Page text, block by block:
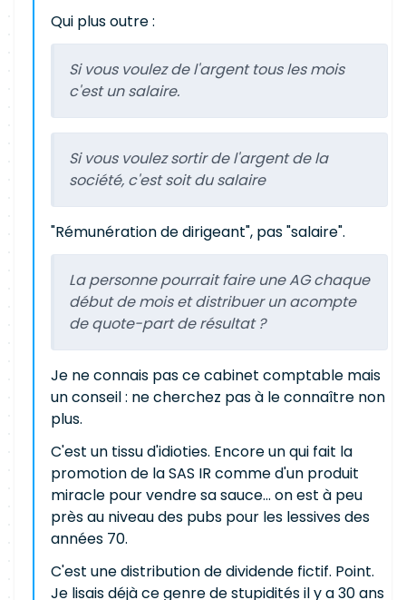
Qui plus outre :
Si vous voulez de l'argent tous les mois
c'est un salaire.
Si vous voulez sortir de l'argent de la
société, c'est soit du salaire
"Rémunération de dirigeant", pas "salaire".
La personne pourrait faire une AG chaque
début de mois et distribuer un acompte
de quote-part de résultat ?
Je ne connais pas ce cabinet comptable mais
un conseil : ne cherchez pas à le connaître non
plus.
C'est un tissu d'idioties. Encore un qui fait la
promotion de la SAS IR comme d'un produit
miracle pour vendre sa sauce... on est à peu
près au niveau des pubs pour les lessives des
années 70.
C'est une distribution de dividende fictif. Point.
Je lisais déjà ce genre de stupidités il y a 30 ans